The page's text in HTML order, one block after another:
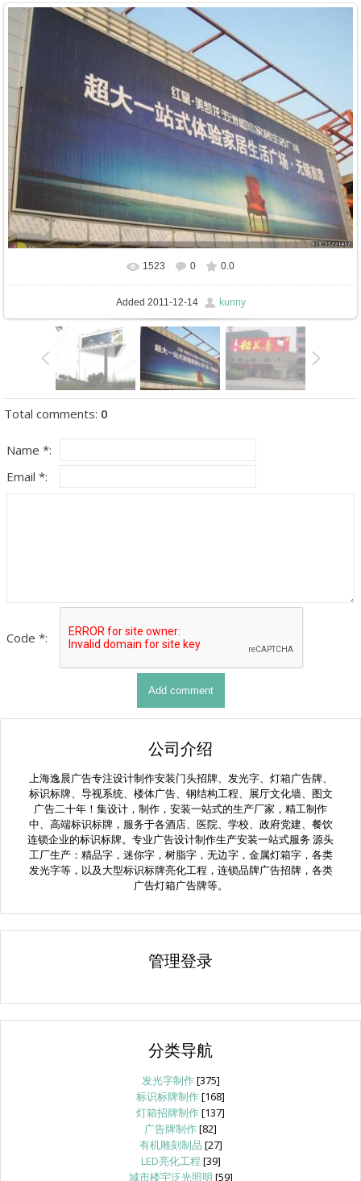
In real size 773x540 / 100.9Kb
1523 0 0.0
Added 2011-12-14 kunny
Total comments: 0
Name *:
Email *:
Code *:
公司介绍
上海逸晨广告专注设计制作安装门头招牌、发光字、灯箱广告牌、
标识标牌、导视系统、楼体广告、钢结构工程、展厅文化墙、图文
广告二十年！集设计，制作，安装一站式的生产厂家，精工制作
中、高端标识标牌，服务于各酒店、医院、学校、政府党建、餐饮
连锁企业的标识标牌。专业广告设计制作生产安装一站式服务 源头
工厂生产：精品字，迷你字，树脂字，无边字，金属灯箱字，各类
发光字等，以及大型标识标牌亮化工程，连锁品牌广告招牌，各类
广告灯箱广告牌等。
管理登录
分类导航
发光字制作[375]
标识标牌制作[168]
灯箱招牌制作[137]
广告牌制作[82]
有机雕刻制品 [27]
LED亮化工程 [39]
城市楼宇泛光照明 [59]